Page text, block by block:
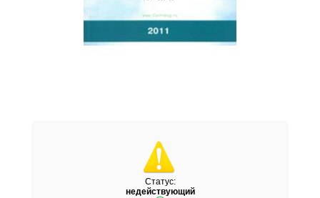
Статус:
недействующий